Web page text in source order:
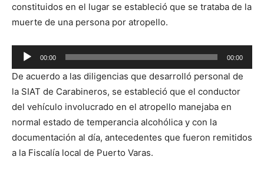
constituidos en el lugar se estableció que se trataba de la
muerte de una persona por atropello.
Reproductor
de
audio
00:00 00:00
De acuerdo a las diligencias que desarrolló personal de
la SIAT de Carabineros, se estableció que el conductor
del vehículo involucrado en el atropello manejaba en
normal estado de temperancia alcohólica y con la
documentación al día, antecedentes que fueron remitidos
a la Fiscalía local de Puerto Varas.